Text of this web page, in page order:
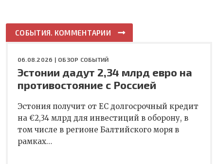
СОБЫТИЯ. КОММЕНТАРИИ
06.08.2026 | ОБЗОР СОБЫТИЙ
Эстонии дадут 2,34 млрд евро на
противостояние с Россией
Эстония получит от ЕС долгосрочный кредит
на €2,34 млрд для инвестиций в оборону, в
том числе в регионе Балтийского моря в
рамках…